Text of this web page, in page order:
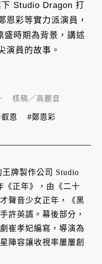
Studio Dragon 打
恩彩等實力派演員，
盛時期為背景，講述
演員的故事。
牌製作公司 Studio
《正年》，由《二十
聲音少女正年，《黑
許英諝。幕後部分，
崔孝妃編寫，導演為
陣容讓收視率屢屢創
核稿／高麗音
恩 #鄭恩彩